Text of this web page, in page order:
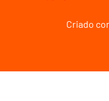
Criado